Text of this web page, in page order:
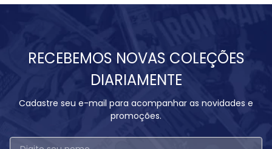
RECEBEMOS NOVAS COLEÇÕES
DIARIAMENTE
Cadastre seu e-mail para acompanhar as novidades e
promoções.